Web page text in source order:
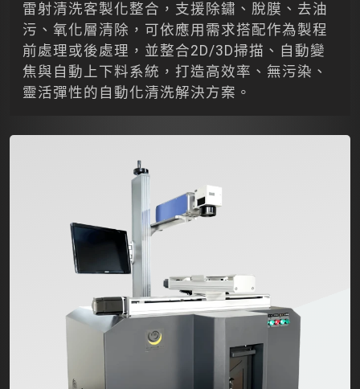
雷射清洗客製化整合，支援除鏽、脫膜、去油
污、氧化層清除，可依應用需求搭配作為製程
前處理或後處理，並整合2D/3D掃描、自動變
焦與自動上下料系統，打造高效率、無污染、
靈活彈性的自動化清洗解決方案。